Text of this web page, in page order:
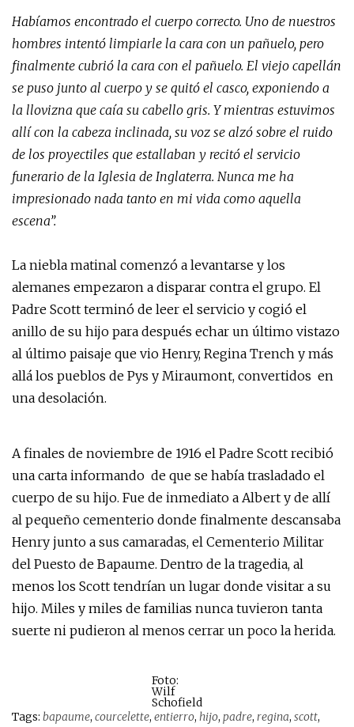
Habíamos encontrado el cuerpo correcto. Uno de nuestros
hombres intentó limpiarle la cara con un pañuelo, pero
finalmente cubrió la cara con el pañuelo. El viejo capellán
se puso junto al cuerpo y se quitó el casco, exponiendo a
la llovizna que caía su cabello gris. Y mientras estuvimos
allí con la cabeza inclinada, su voz se alzó sobre el ruido
de los proyectiles que estallaban y recitó el servicio
funerario de la Iglesia de Inglaterra. Nunca me ha
impresionado nada tanto en mi vida como aquella
escena”.
La niebla matinal comenzó a levantarse y los
alemanes empezaron a disparar contra el grupo. El
Padre Scott terminó de leer el servicio y cogió el
anillo de su hijo para después echar un último vistazo
al último paisaje que vio Henry, Regina Trench y más
allá los pueblos de Pys y Miraumont, convertidos en
una desolación.
A finales de noviembre de 1916 el Padre Scott recibió
una carta informando de que se había trasladado el
cuerpo de su hijo. Fue de inmediato a Albert y de allí
al pequeño cementerio donde finalmente descansaba
Henry junto a sus camaradas, el Cementerio Militar
del Puesto de Bapaume. Dentro de la tragedia, al
menos los Scott tendrían un lugar donde visitar a su
hijo. Miles y miles de familias nunca tuvieron tanta
suerte ni pudieron al menos cerrar un poco la herida.
Foto:
Wilf
Schofield
Tags: bapaume, courcelette, entierro, hijo, padre, regina, scott,